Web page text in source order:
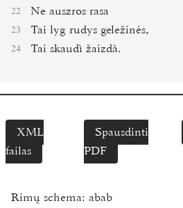
22 Ne auszros rasa
23 Tai lyg rudys geležinės,
24 Tai skaudì žaizdà.
XML
failas
Spausdinti
PDF
Rimų schema: abab